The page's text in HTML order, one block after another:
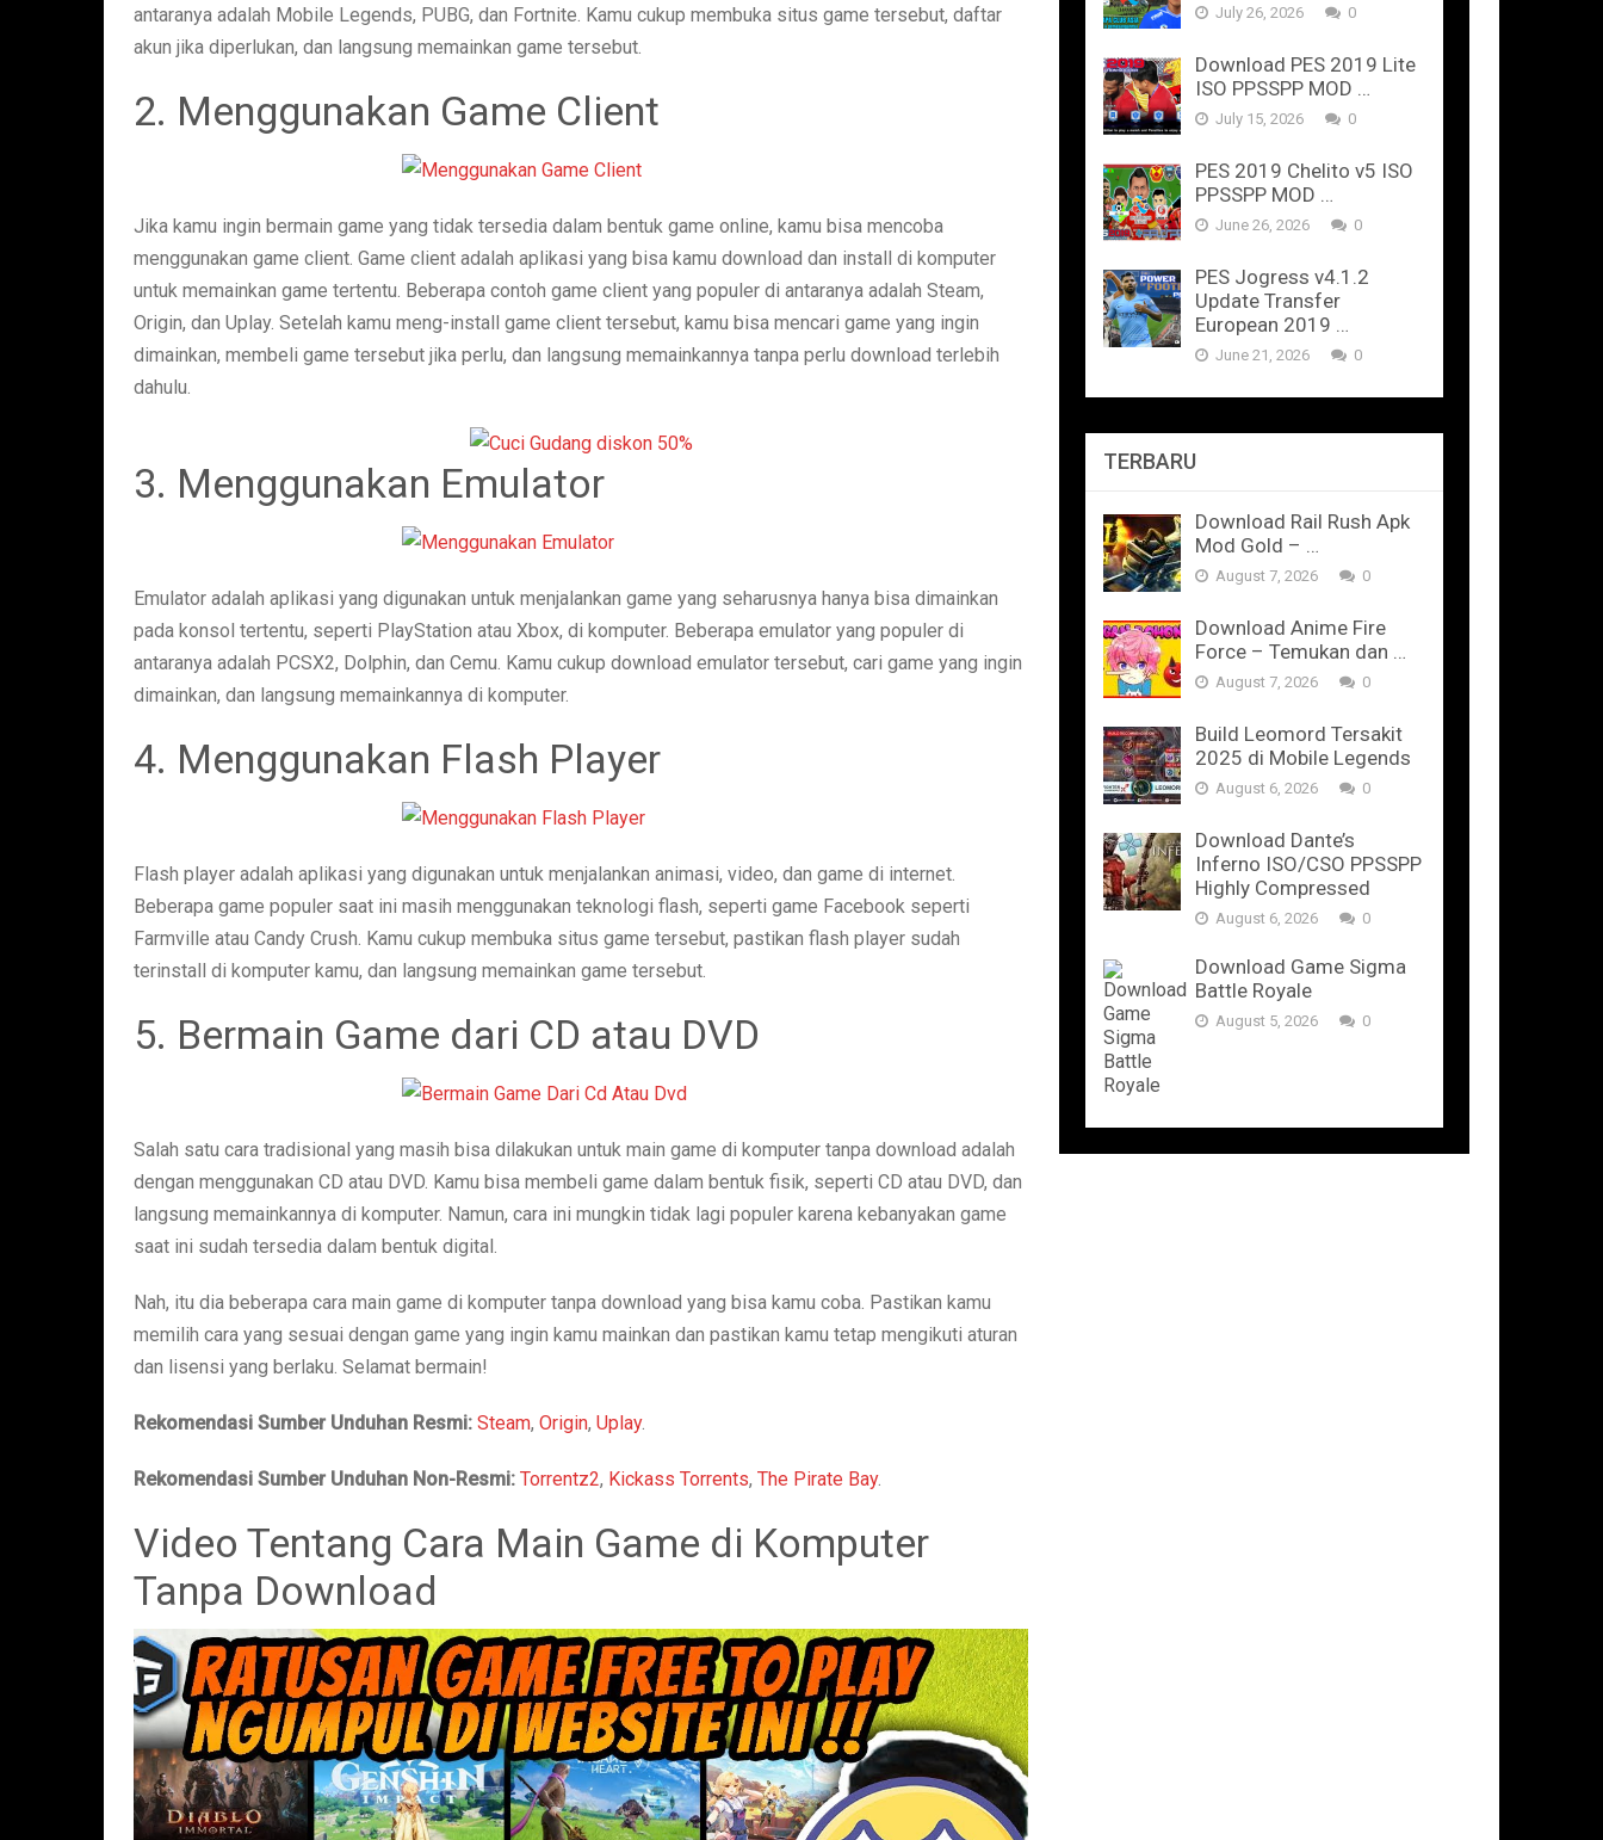
antaranya adalah Mobile Legends, PUBG, dan Fortnite. Kamu cukup membuka situs game tersebut, daftar
akun jika diperlukan, dan langsung memainkan game tersebut.
2. Menggunakan Game Client
Jika kamu ingin bermain game yang tidak tersedia dalam bentuk game online, kamu bisa mencoba
menggunakan game client. Game client adalah aplikasi yang bisa kamu download dan install di komputer
untuk memainkan game tertentu. Beberapa contoh game client yang populer di antaranya adalah Steam,
Origin, dan Uplay. Setelah kamu meng-install game client tersebut, kamu bisa mencari game yang ingin
dimainkan, membeli game tersebut jika perlu, dan langsung memainkannya tanpa perlu download terlebih
dahulu.
3. Menggunakan Emulator
Emulator adalah aplikasi yang digunakan untuk menjalankan game yang seharusnya hanya bisa dimainkan
pada konsol tertentu, seperti PlayStation atau Xbox, di komputer. Beberapa emulator yang populer di
antaranya adalah PCSX2, Dolphin, dan Cemu. Kamu cukup download emulator tersebut, cari game yang ingin
dimainkan, dan langsung memainkannya di komputer.
4. Menggunakan Flash Player
Flash player adalah aplikasi yang digunakan untuk menjalankan animasi, video, dan game di internet.
Beberapa game populer saat ini masih menggunakan teknologi flash, seperti game Facebook seperti
Farmville atau Candy Crush. Kamu cukup membuka situs game tersebut, pastikan flash player sudah
terinstall di komputer kamu, dan langsung memainkan game tersebut.
5. Bermain Game dari CD atau DVD
Salah satu cara tradisional yang masih bisa dilakukan untuk main game di komputer tanpa download adalah
dengan menggunakan CD atau DVD. Kamu bisa membeli game dalam bentuk fisik, seperti CD atau DVD, dan
langsung memainkannya di komputer. Namun, cara ini mungkin tidak lagi populer karena kebanyakan game
saat ini sudah tersedia dalam bentuk digital.
Nah, itu dia beberapa cara main game di komputer tanpa download yang bisa kamu coba. Pastikan kamu
memilih cara yang sesuai dengan game yang ingin kamu mainkan dan pastikan kamu tetap mengikuti aturan
dan lisensi yang berlaku. Selamat bermain!
Rekomendasi Sumber Unduhan Resmi: Steam, Origin, Uplay.
Rekomendasi Sumber Unduhan Non-Resmi: Torrentz2, Kickass Torrents, The Pirate Bay.
Video Tentang Cara Main Game di Komputer
Tanpa Download
July 26, 2026 0
Download PES 2019 Lite
ISO PPSSPP MOD …
July 15, 2026 0
PES 2019 Chelito v5 ISO
PPSSPP MOD …
June 26, 2026 0
PES Jogress v4.1.2
Update Transfer
European 2019 …
June 21, 2026 0
TERBARU
Download Rail Rush Apk
Mod Gold – …
August 7, 2026 0
Download Anime Fire
Force – Temukan dan …
August 7, 2026 0
Build Leomord Tersakit
2025 di Mobile Legends
August 6, 2026 0
Download Dante’s
Inferno ISO/CSO PPSSPP
Highly Compressed
August 6, 2026 0
Download Game Sigma
Battle Royale
August 5, 2026 0